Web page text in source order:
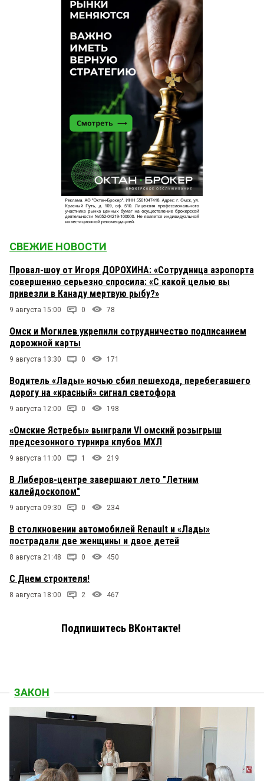
СВЕЖИЕ НОВОСТИ
Провал-шоу от Игоря ДОРОХИНА: «Сотрудница аэропорта
совершенно серьезно спросила: «С какой целью вы
привезли в Канаду мертвую рыбу?»
9 августа 15:00 0 78
Омск и Могилев укрепили сотрудничество подписанием
дорожной карты
9 августа 13:30 0 171
Водитель «Лады» ночью сбил пешехода, перебегавшего
дорогу на «красный» сигнал светофора
9 августа 12:00 0 198
«Омские Ястребы» выиграли VI омский розыгрыш
предсезонного турнира клубов МХЛ
9 августа 11:00 1 219
В Либеров-центре завершают лето "Летним
калейдоскопом"
9 августа 09:30 0 234
В столкновении автомобилей Renault и «Лады»
пострадали две женщины и двое детей
8 августа 21:48 0 450
С Днем строителя!
8 августа 18:00 2 467
Подпишитесь ВКонтакте!
ЗАКОН